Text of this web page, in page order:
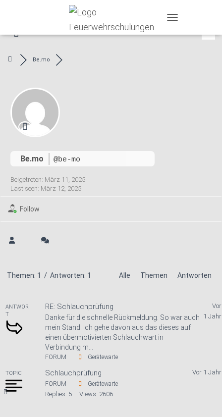
O
Be.mo
Be.mo @be-mo
Beigetreten: März 11, 2025
Last seen: März 12, 2025
Follow
Themen: 1 / Antworten: 1 Alle Themen Antworten
ANTWOR
T
RE: Schlauchprüfung
Danke für die schnelle Rückmeldung. So war auch
mein Stand. Ich gehe davon aus das dieses auf
einen übermotivierten Schlauchwart in
Verbindung m...
Vor
1 Jahr
FORUM Gerätewarte
TOPIC Schlauchprüfung Vor 1 Jahr
FORUM Gerätewarte
Replies: 5 Views: 2606